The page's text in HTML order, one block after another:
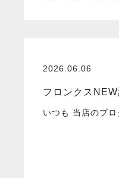
2026.06.06
フロンクスNEW
いつも 当店のブ